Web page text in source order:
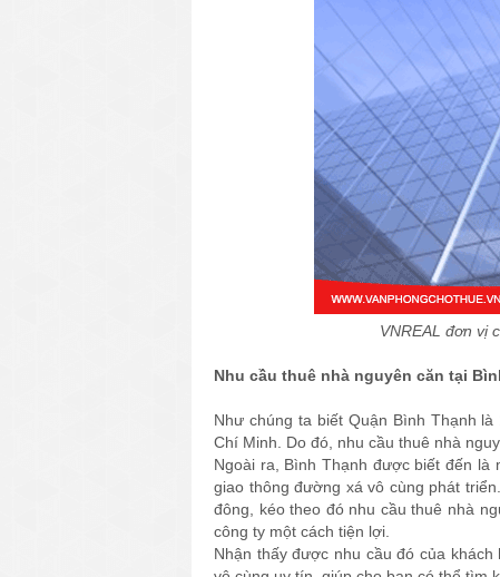
VNREAL đơn vị
Nhu cầu thuê nhà nguyên căn tại
Như chúng ta biết Quận Bình Thạnh
Chí Minh. Do đó, nhu cầu thuê nhà
Ngoài ra, Bình Thạnh được biết đến là
giao thông đường xá vô cùng phát
đông, kéo theo đó nhu cầu thuê nhà
công ty một cách tiện lợi.
Nhận thấy được nhu cầu đó của